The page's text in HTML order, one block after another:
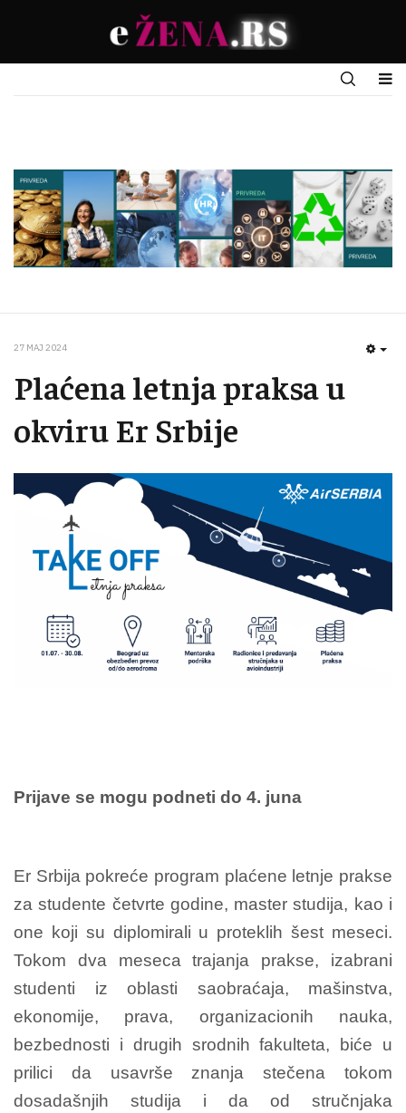
27 MAJ 2024
Plaćena letnja praksa u
okviru Er Srbije
Prijave se mogu podneti do 4. juna
Er Srbija pokreće program plaćene letnje prakse
za studente četvrte godine, master studija, kao i
one koji su diplomirali u proteklih šest meseci.
Tokom dva meseca trajanja prakse, izabrani
studenti iz oblasti saobraćaja, mašinstva,
ekonomije, prava, organizacionih nauka,
bezbednosti i drugih srodnih fakulteta, biće u
prilici da usavrše znanja stečena tokom
dosadašnjih studija i da od stručnjaka